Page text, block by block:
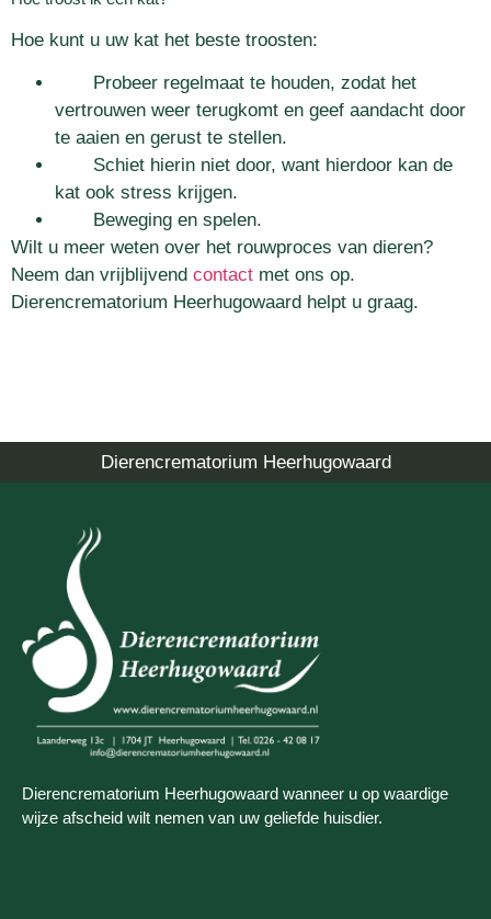
Hoe kunt u uw kat het beste troosten:
Probeer regelmaat te houden, zodat het
vertrouwen weer terugkomt en geef aandacht door
te aaien en gerust te stellen.
Schiet hierin niet door, want hierdoor kan de
kat ook stress krijgen.
Beweging en spelen.
Wilt u meer weten over het rouwproces van dieren?
Neem dan vrijblijvend contact met ons op.
Dierencrematorium Heerhugowaard helpt u graag.
Dierencrematorium Heerhugowaard
Dierencrematorium Heerhugowaard wanneer u op waardige
wijze afscheid wilt nemen van uw geliefde huisdier.